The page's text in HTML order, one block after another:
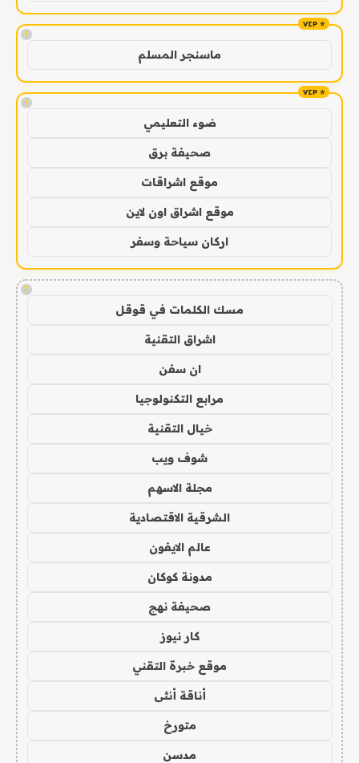
!
ماسنجر المسلم
!
ضوء التعليمي
صحيفة برق
موقع اشراقات
موقع اشراق اون لاين
اركان سياحة وسفر
!
مسك الكلمات في قوقل
اشراق التقنية
ان سفن
مرابع التكنولوجيا
خيال التقنية
شوف ويب
مجلة الاسهم
الشرقية الاقتصادية
عالم الايفون
مدونة كوكان
صحيفة نهج
كار نيوز
موقع خبرة التقني
أناقة أنثى
متورخ
مدسن